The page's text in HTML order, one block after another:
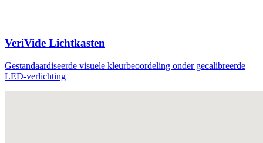
VeriVide Lichtkasten
Gestandaardiseerde visuele kleurbeoordeling onder gecalibreerde
LED-verlichting